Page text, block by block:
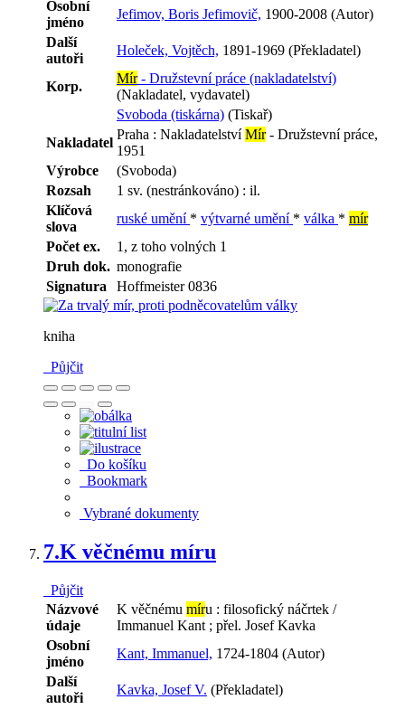
Osobní
jméno
Jefimov, Boris Jefimovič, 1900-2008 (Autor)
Další
autoři
Holeček, Vojtěch, 1891-1969 (Překladatel)
Korp.
Mír- Družstevní práce (nakladatelství)
(Nakladatel, vydavatel)
Svoboda (tiskárna) (Tiskař)
Nakladatel
Praha : NakladatelstvíMír- Družstevní práce,
1951
Výrobce
(Svoboda)
Rozsah
1 sv. (nestránkováno) : il.
Klíčová
slova
ruské umění * výtvarné umění * válka * mír
Počet ex.
1, z toho volných 1
Druh dok. monografie
Signatura
Hoffmeister 0836
kniha
Půjčit
Do košíku
Bookmark
Vybrané dokumenty
7.K věčnému míru
Půjčit
Názvové
údaje
K věčnému míru : filosofický náčrtek /
Immanuel Kant ; přel. Josef Kavka
Osobní
jméno
Kant, Immanuel, 1724-1804 (Autor)
Další
autoři
Kavka, Josef V. (Překladatel)